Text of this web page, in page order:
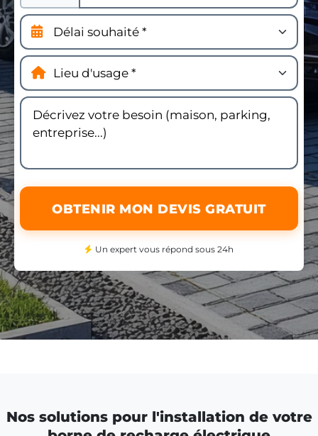
OBTENIR MON DEVIS GRATUIT
Un expert vous répond sous 24h
Nos solutions pour l'installation de votre